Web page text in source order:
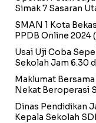
Simak 7 Sasaran
SMAN 1 Kota
PPDB Online 2024
Usai Uji Coba
Sekolah Jam 6.30
Maklumat
Nekat Beroperasi
Dinas Pendidikan
Kepala Sekolah